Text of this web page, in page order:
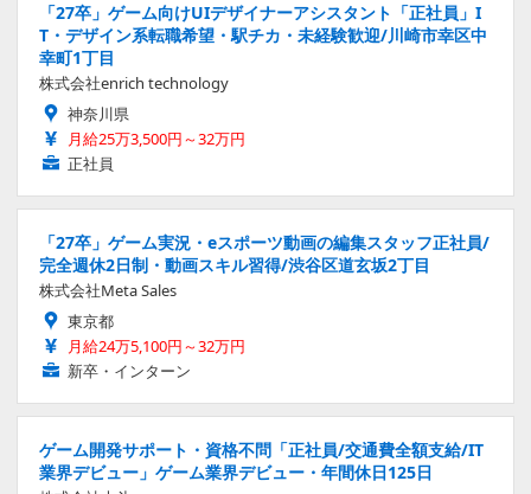
「27卒」ゲーム向けUIデザイナーアシスタント「正社員」I
T・デザイン系転職希望・駅チカ・未経験歓迎/川崎市幸区中
幸町1丁目
株式会社enrich technology
神奈川県
月給25万3,500円～32万円
正社員
「27卒」ゲーム実況・eスポーツ動画の編集スタッフ正社員/
完全週休2日制・動画スキル習得/渋谷区道玄坂2丁目
株式会社Meta Sales
東京都
月給24万5,100円～32万円
新卒・インターン
ゲーム開発サポート・資格不問「正社員/交通費全額支給/IT
業界デビュー」ゲーム業界デビュー・年間休日125日